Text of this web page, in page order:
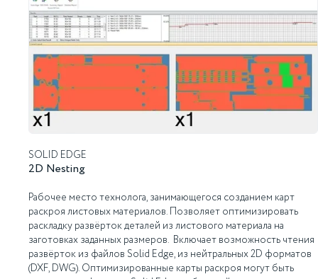
SOLID EDGE
2D Nesting
Рабочее место технолога, занимающегося созданием карт
раскроя листовых материалов. Позволяет оптимизировать
раскладку развёрток деталей из листового материала на
заготовках заданных размеров. Включает возможность чтения
развёрток из файлов Solid Edge, из нейтральных 2D форматов
(DXF, DWG). Оптимизированные карты раскроя могут быть